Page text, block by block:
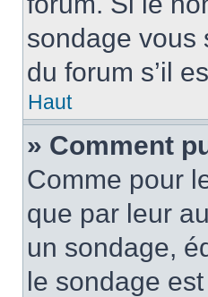
sondage vous
du forum s’il
Haut
» Comment
Comme pour
que par leur
un sondage,
le sondage